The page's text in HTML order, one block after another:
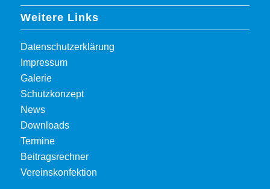
Weitere Links
Datenschutzerklärung
Impressum
Galerie
Schutzkonzept
News
Downloads
Termine
Beitragsrechner
Vereinskonfektion